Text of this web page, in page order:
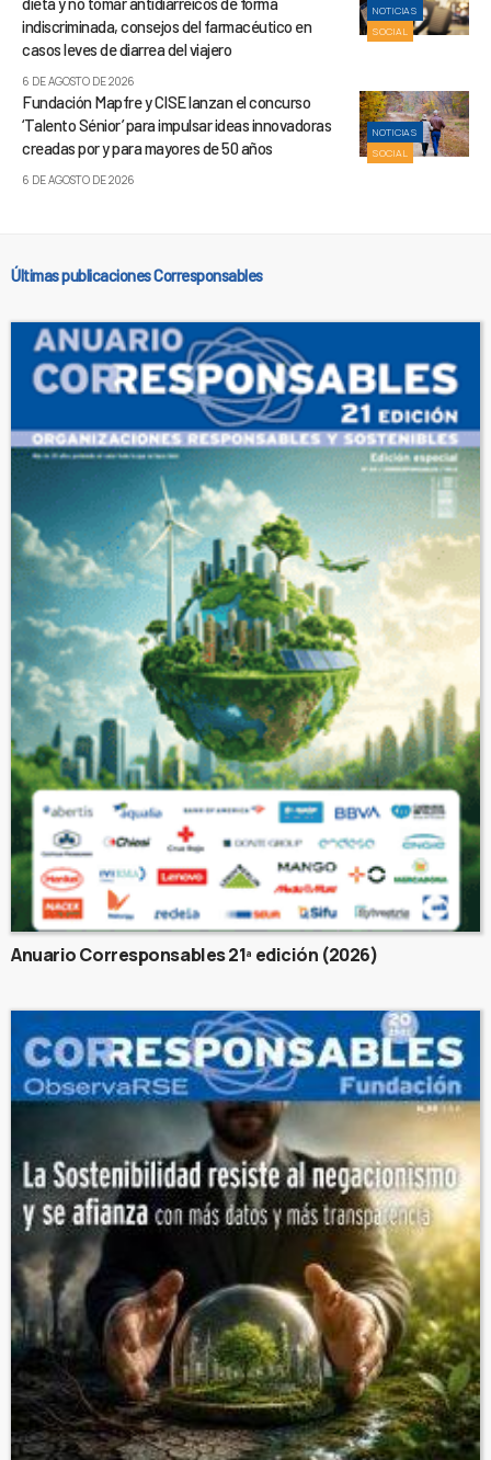
NOTICIAS
SOCIAL
indiscriminada, consejos del farmacéutico en
casos leves de diarrea del viajero
6 DE AGOSTO DE 2026
NOTICIAS
SOCIAL
Fundación Mapfre y CISE lanzan el concurso
‘Talento Sénior’ para impulsar ideas innovadoras
creadas por y para mayores de 50 años
6 DE AGOSTO DE 2026
Últimas publicaciones Corresponsables
Anuario Corresponsables 21ª edición (2026)